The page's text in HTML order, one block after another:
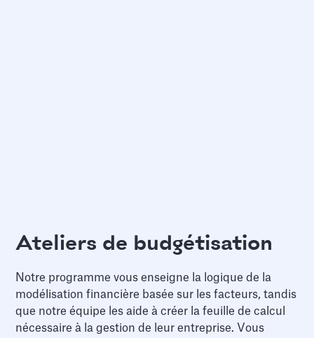
Ateliers de budgétisation
Notre programme vous enseigne la logique de la
modélisation financière basée sur les facteurs, tandis
que notre équipe les aide à créer la feuille de calcul
nécessaire à la gestion de leur entreprise. Vous